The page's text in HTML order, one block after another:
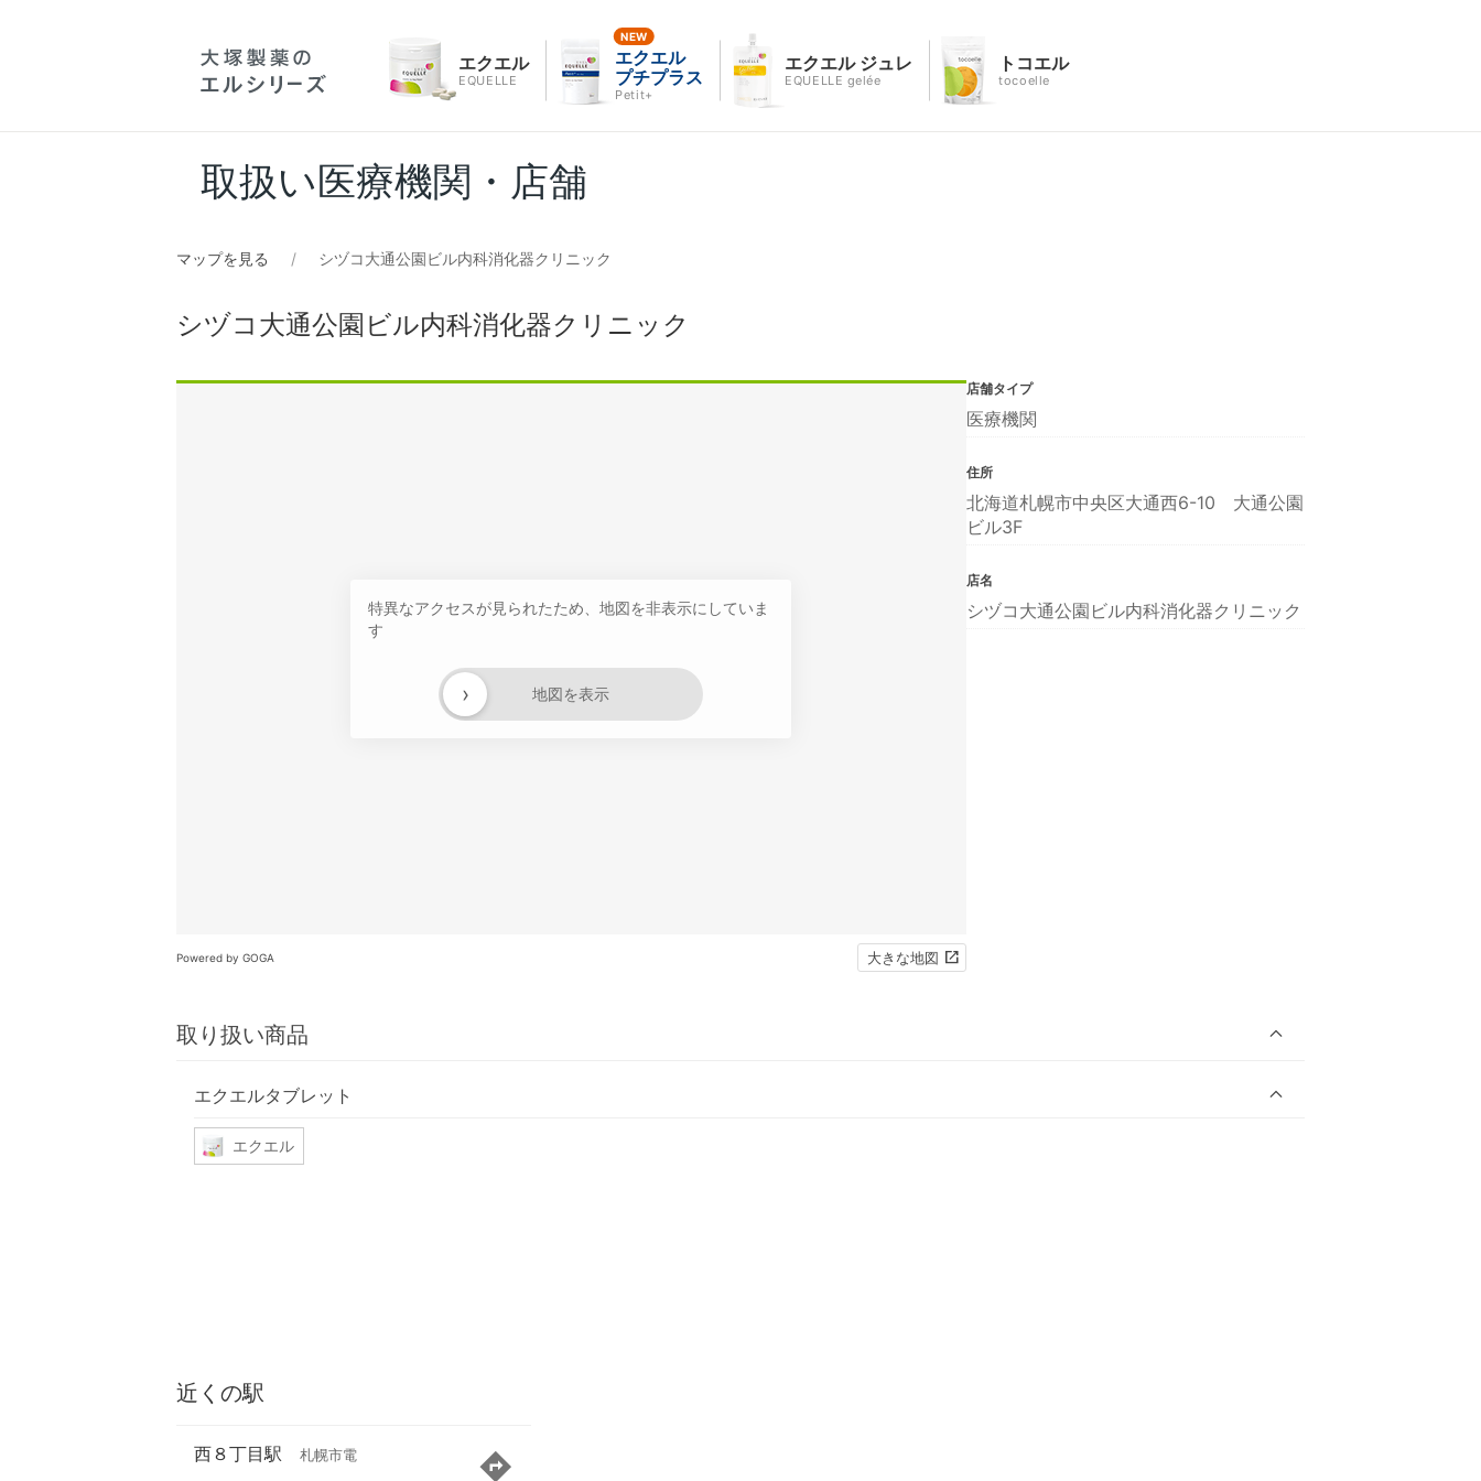
エクエル
EQUELLE
エクエル
プチプラス
Petit+
エクエル ジュレ
EQUELLE gelée
トコエル
tocoelle
取扱い医療機関・店舗
マップを見る シヅコ大通公園ビル内科消化器クリニック
シヅコ大通公園ビル内科消化器クリニック
特異なアクセスが見られたため、地図を非表示にしていま
す
地図を表示
›
Powered by GOGA 大きな地図
取り扱い商品
エクエルタブレット
エクエル
店舗タイプ
医療機関
住所
北海道札幌市中央区大通西6-10 大通公園
ビル3F
店名
シヅコ大通公園ビル内科消化器クリニック
近くの駅
西８丁目駅 札幌市電